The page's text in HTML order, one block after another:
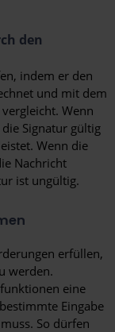
den
indem er den
und mit dem
Wenn
Signatur gültig
Wenn die
Nachricht
ist ungültig.
erfüllen,
werden.
eine
Eingabe
So dürfen